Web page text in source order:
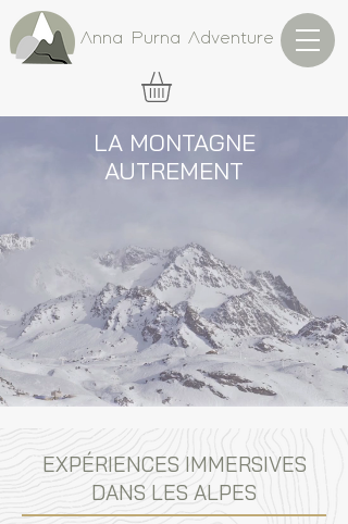
Anna Purna Adventure
LA MONTAGNE
AUTREMENT
EXPÉRIENCES IMMERSIVES
DANS LES ALPES